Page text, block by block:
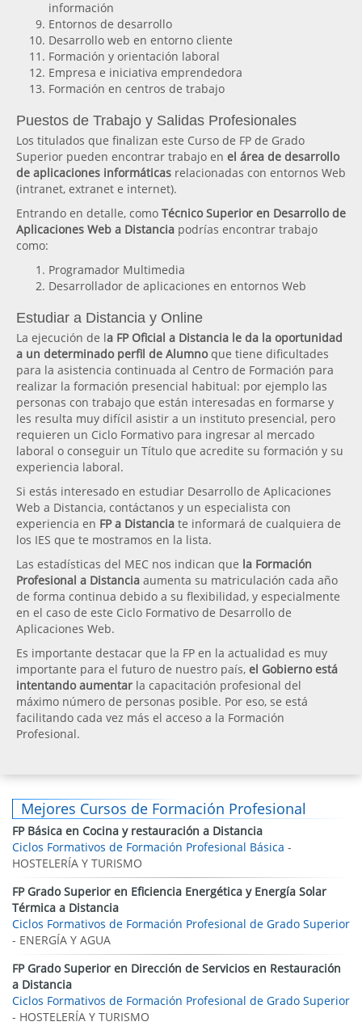
información
Entornos de desarrollo
Desarrollo web en entorno cliente
Formación y orientación laboral
Empresa e iniciativa emprendedora
Formación en centros de trabajo
Puestos de Trabajo y Salidas Profesionales
Los titulados que finalizan este Curso de FP de Grado
Superior pueden encontrar trabajo en el área de desarrollo
de aplicaciones informáticas relacionadas con entornos Web
(intranet, extranet e internet).
Entrando en detalle, como Técnico Superior en Desarrollo de
Aplicaciones Web a Distancia podrías encontrar trabajo
como:
Programador Multimedia
Desarrollador de aplicaciones en entornos Web
Estudiar a Distancia y Online
La ejecución de la FP Oficial a Distancia le da la oportunidad
a un determinado perfil de Alumnoque tiene dificultades
para la asistencia continuada al Centro de Formación para
realizar la formación presencial habitual: por ejemplo las
personas con trabajo que están interesadas en formarse y
les resulta muy difícil asistir a un instituto presencial, pero
requieren un Ciclo Formativo para ingresar al mercado
laboral o conseguir un Título que acredite su formación y su
experiencia laboral.
Si estás interesado en estudiar Desarrollo de Aplicaciones
Web a Distancia, contáctanos y un especialista con
experiencia en FP a Distancia te informará de cualquiera de
los IES que te mostramos en la lista.
Las estadísticas del MEC nos indican que la Formación
Profesional a Distancia aumenta su matriculación cada año
de forma continua debido a su flexibilidad, y especialmente
en el caso de este Ciclo Formativo de Desarrollo de
Aplicaciones Web.
Es importante destacar que la FP en la actualidad es muy
importante para el futuro de nuestro país, el Gobierno está
intentando aumentar la capacitación profesional del
máximo número de personas posible. Por eso, se está
facilitando cada vez más el acceso a la Formación
Profesional.
Mejores Cursos de Formación Profesional
FP Básica en Cocina y restauración a Distancia
Ciclos Formativos de Formación Profesional Básica -
HOSTELERÍA Y TURISMO
FP Grado Superior en Eficiencia Energética y Energía Solar
Térmica a Distancia
Ciclos Formativos de Formación Profesional de Grado Superior
- ENERGÍA Y AGUA
FP Grado Superior en Dirección de Servicios en Restauración
a Distancia
Ciclos Formativos de Formación Profesional de Grado Superior
- HOSTELERÍA Y TURISMO